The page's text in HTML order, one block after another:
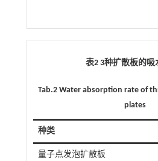
表2 3种扩散板的吸
Tab.2 Water absorption rate of
plates
种类
量子点发泡扩散板